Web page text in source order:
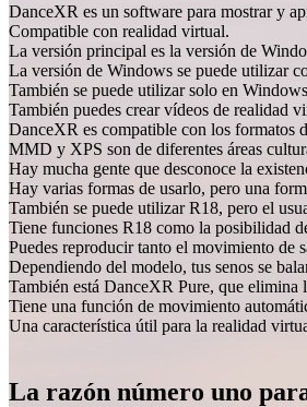
DanceXR es un software para mostrar y
Compatible con realidad virtual.
La versión principal es la versión de
La versión de Windows se puede utilizar
También se puede utilizar solo en
También puedes crear vídeos de realidad
DanceXR es compatible con los
MMD y XPS son de diferentes áreas
Hay mucha gente que desconoce la
Hay varias formas de usarlo, pero una
También se puede utilizar R18, pero el
Tiene funciones R18 como la posibilidad
Puedes reproducir tanto el movimiento de
Dependiendo del modelo, tus senos se
También está DanceXR Pure, que elimina
Tiene una función de movimiento
Una característica útil para la realidad
La razón número uno